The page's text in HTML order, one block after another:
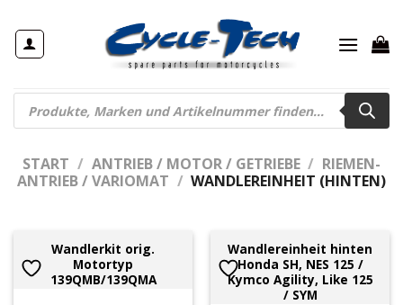
Inhalt
springen
Products
search
START / ANTRIEB / MOTOR / GETRIEBE / RIEMEN-
ANTRIEB / VARIOMAT / WANDLEREINHEIT (HINTEN)
Wandlerkit orig.
Motortyp
139QMB/139QMA
Wandlereinheit hinten
Honda SH, NES 125 /
Kymco Agility, Like 125
/ SYM